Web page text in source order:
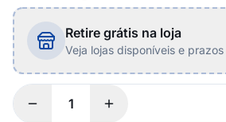
Retire grátis na loja
Veja lojas disponíveis e prazos